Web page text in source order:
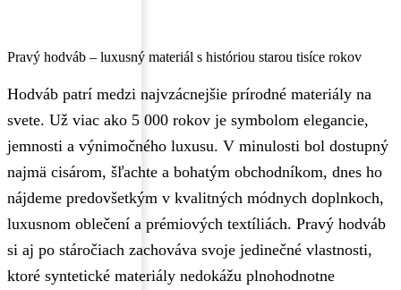
Pravý hodváb – luxusný materiál s históriou starou tisíce rokov
Hodváb patrí medzi najvzácnejšie prírodné materiály na
svete. Už viac ako 5 000 rokov je symbolom elegancie,
jemnosti a výnimočného luxusu. V minulosti bol dostupný
najmä cisárom, šľachte a bohatým obchodníkom, dnes ho
nájdeme predovšetkým v kvalitných módnych doplnkoch,
luxusnom oblečení a prémiových textíliách. Pravý hodváb
si aj po stáročiach zachováva svoje jedinečné vlastnosti,
ktoré syntetické materiály nedokážu plnohodnotne